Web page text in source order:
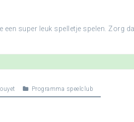
een super leuk spelletje spelen. Zorg
Programma speelclub